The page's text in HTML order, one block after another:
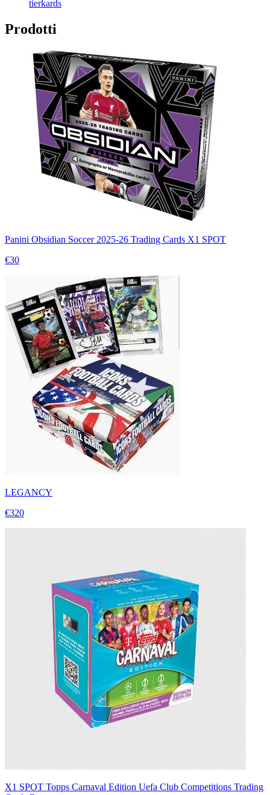
tierkards
Prodotti
Panini Obsidian Soccer 2025-26 Trading Cards X1 SPOT
€30
LEGANCY
€320
X1 SPOT Topps Carnaval Edition Uefa Club Competitions Trading